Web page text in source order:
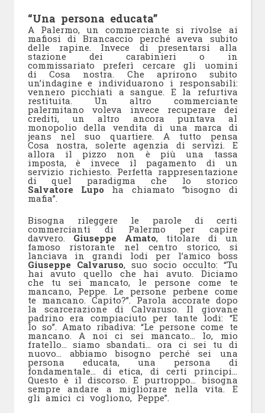
“Una persona educata”
A Palermo, un commerciante si rivolse ai
mafiosi di Brancaccio perché aveva subito
delle rapine. Invece di presentarsi alla
stazione dei carabinieri o in
commissariato preferì cercare gli uomini
di Cosa nostra. Che aprirono subito
un’indagine e individuarono i responsabili:
vennero picchiati a sangue. E la refurtiva
restituita. Un altro commerciante
palermitano voleva invece recuperare dei
crediti, un altro ancora puntava al
monopolio della vendita di una marca di
jeans nel suo quartiere. A tutto pensa
Cosa nostra, solerte agenzia di servizi. E
allora il pizzo non è più una tassa
imposta, è invece il pagamento di un
servizio richiesto. Perfetta rappresentazione
di quel paradigma che lo storico
Salvatore Lupo ha chiamato “bisogno di
mafia”.
Bisogna rileggere le parole di certi
commercianti di Palermo per capire
davvero. Giuseppe Amato, titolare di un
famoso ristorante nel centro storico, si
lanciava in grandi lodi per l’amico boss
Giuseppe Calvaruso, suo socio occulto: “Tu
hai avuto quello che hai avuto. Diciamo
che tu sei mancato, le persone come te
mancano, Peppe. Le persone perbene come
te mancano. Capito?”. Parola accorate dopo
la scarcerazione di Calvaruso. Il giovane
padrino era compiaciuto per tante lodi: “E
lo so”. Amato ribadiva: “Le persone come te
mancano. A noi ci sei mancato… Io, mio
fratello… siamo sbandati… ora ci sei tu di
nuovo… abbiamo bisogno perché sei una
persona educata, una persona di
fondamentale… di etica, di certi principi…
Questo è il discorso. E purtroppo… bisogna
sempre andare a migliorare nella vita. E
gli amici ci vogliono, Peppe”.